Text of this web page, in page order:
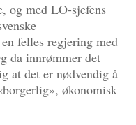
og med LO-sjefens
felles regjering med
da innrømmer det
at det er nødvendig å
økonomisk